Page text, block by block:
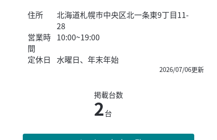
住所
北海道札幌市中央区北一条東9丁目11-
28
営業時
間
10:00~19:00
定休日 水曜日、年末年始
2026/07/06更新
掲載台数
2台